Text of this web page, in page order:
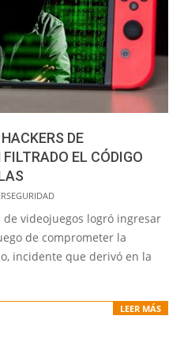
DE
EL CÓDIGO
videojuegos logró ingresar
de comprometer la
incidente que derivó en la
LEER MÁS